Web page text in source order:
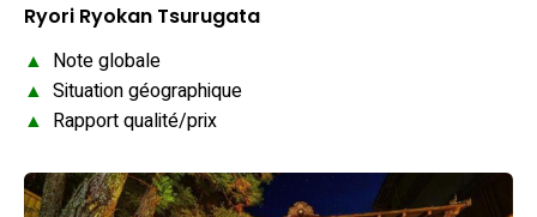
Ryori Ryokan Tsurugata
▲ Note globale
▲ Situation géographique
▲ Rapport qualité/prix